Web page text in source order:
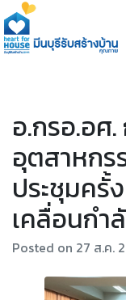
อ.กรอ.อศ
อุตสาหกร
ประชุมครั้
เคลื่อนกำ
Posted on 27 ส.ค.